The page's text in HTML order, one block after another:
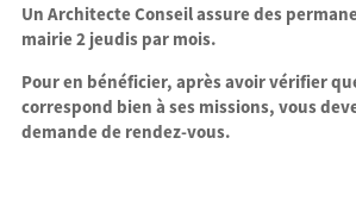
Un Architecte Conseil assure des
mairie 2 jeudis par mois.
Pour en bénéficier, après avoir vérifier
correspond bien à ses missions, vous
demande de rendez-vous.